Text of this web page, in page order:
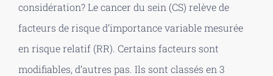
considération? Le cancer du sein (CS) relève de
facteurs de risque d’importance variable mesurée
en risque relatif (RR). Certains facteurs sont
modifiables, d’autres pas. Ils sont classés en 3